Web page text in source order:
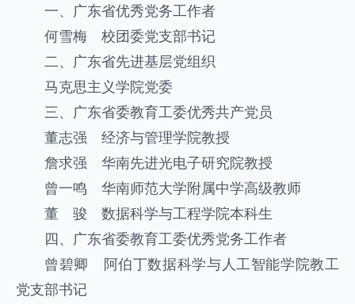
一、广东省优秀党务工作者
何雪梅 校团委党支部书记
二、广东省先进基层党组织
马克思主义学院党委
三、广东省委教育工委优秀共产党员
董志强 经济与管理学院教授
詹求强 华南先进光电子研究院教授
曾一鸣 华南师范大学附属中学高级教师
董 骏 数据科学与工程学院本科生
四、广东省委教育工委优秀党务工作者
曾碧卿 阿伯丁数据科学与人工智能学院教工
党支部书记